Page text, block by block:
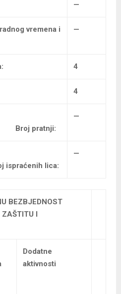
—
vremena i
—
4
4
Broj pratnji:
—
lica:
—
BEZBJEDNOST
I
Dodatne
aktivnosti